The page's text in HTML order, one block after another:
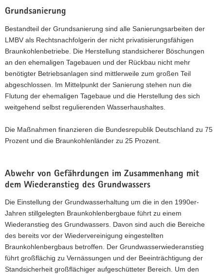
Grundsanierung
Bestandteil der Grundsanierung sind alle Sanierungsarbeiten der
LMBV als Rechtsnachfolgerin der nicht privatisierungsfähigen
Braunkohlenbetriebe. Die Herstellung standsicherer Böschungen
an den ehemaligen Tagebauen und der Rückbau nicht mehr
benötigter Betriebsanlagen sind mittlerweile zum großen Teil
abgeschlossen. Im Mittelpunkt der Sanierung stehen nun die
Flutung der ehemaligen Tagebaue und die Herstellung des sich
weitgehend selbst regulierenden Wasserhaushaltes.
Die Maßnahmen finanzieren die Bundesrepublik Deutschland zu 75
Prozent und die Braunkohlenländer zu 25 Prozent.
Abwehr von Gefährdungen im Zusammenhang mit
dem Wiederanstieg des Grundwassers
Die Einstellung der Grundwasserhaltung um die in den 1990er-
Jahren stillgelegten Braunkohlenbergbaue führt zu einem
Wiederanstieg des Grundwassers. Davon sind auch die Bereiche
des bereits vor der Wiedervereinigung eingestellten
Braunkohlenbergbaus betroffen. Der Grundwasserwiederanstieg
führt großflächig zu Vernässungen und der Beeinträchtigung der
Standsicherheit großflächiger aufgeschütteter Bereich. Um den